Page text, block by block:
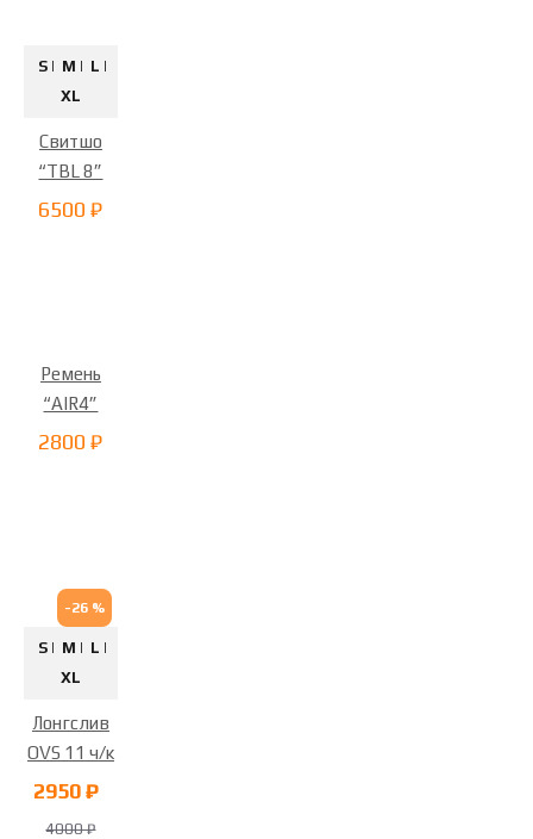
S | M | L |
XL
Свитшо
“TBL 8”
6500 ₽
Ремень
“AIR4”
2800 ₽
-26 %
S | M | L |
XL
Лонгслив
OVS 11 ч/к
2950 ₽
4000 ₽